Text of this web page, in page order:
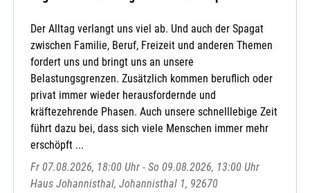
Der Alltag verlangt uns viel ab. Und auch der Spagat
zwischen Familie, Beruf, Freizeit und anderen Themen
fordert uns und bringt uns an unsere
Belastungsgrenzen. Zusätzlich kommen beruflich oder
privat immer wieder herausfordernde und
kräftezehrende Phasen. Auch unsere schnelllebige Zeit
führt dazu bei, dass sich viele Menschen immer mehr
erschöpft ...
Fr 07.08.2026, 18:00 Uhr - So 09.08.2026, 13:00 Uhr
Haus Johannisthal, Johannisthal 1, 92670